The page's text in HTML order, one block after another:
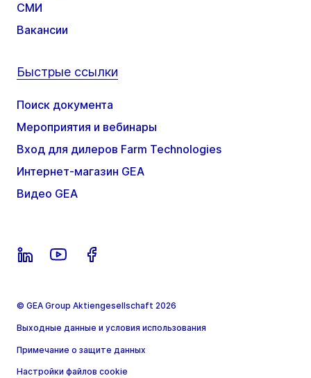
СМИ
Вакансии
Быстрые ссылки
Поиск документа
Мероприятия и вебинары
Вход для дилеров Farm Technologies
Интернет-магазин GEA
Видео GEA
© GEA Group Aktiengesellschaft 2026
Выходные данные и условия использования
Примечание о защите данных
Настройки файлов cookie